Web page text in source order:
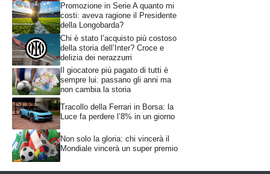
Promozione in Serie A quanto mi
costi: aveva ragione il Presidente
della Longobarda?
Chi è stato l’acquisto più costoso
della storia dell’Inter? Croce e
delizia dei nerazzurri
Il giocatore più pagato di tutti è
sempre lui: passano gli anni ma
non cambia la storia
Tracollo della Ferrari in Borsa: la
Luce fa perdere l’8% in un giorno
Non solo la gloria: chi vincerà il
Mondiale vincerà un super premio